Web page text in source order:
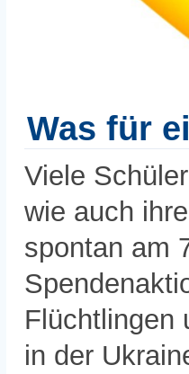
Was für
Viele
wie auch
spontan am
Flüchtlingen
in der